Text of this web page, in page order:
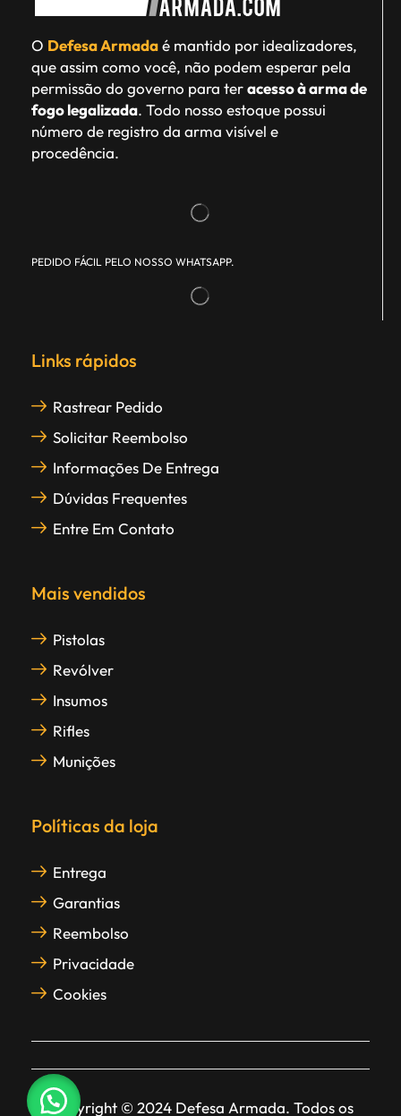
O Defesa Armadaé mantido por idealizadores,
que assim como você, não podem esperar pela
permissão do governo para teracesso à arma de
fogo legalizada. Todo nosso estoque possui
número de registro da arma visível e
procedência.
PEDIDO FÁCIL PELO NOSSO WHATSAPP.
Links rápidos
Rastrear Pedido
Solicitar Reembolso
Informações De Entrega
Dúvidas Frequentes
Entre Em Contato
Mais vendidos
Pistolas
Revólver
Insumos
Rifles
Munições
Políticas da loja
Entrega
Garantias
Reembolso
Privacidade
Cookies
Copyright © 2024 Defesa Armada. Todos os